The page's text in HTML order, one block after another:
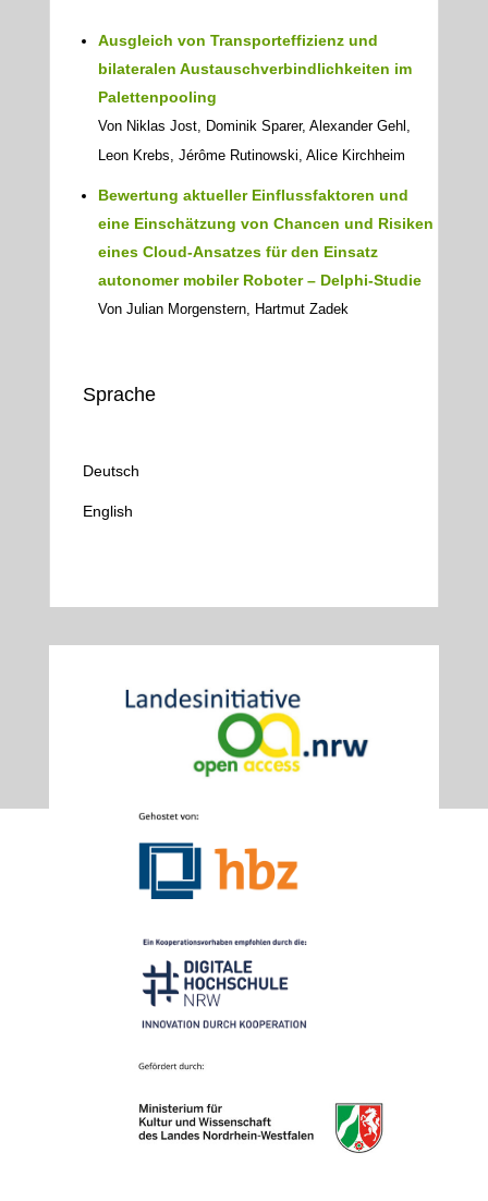
Ausgleich von Transporteffizienz und
bilateralen Austauschverbindlichkeiten im
Palettenpooling
Von Niklas Jost, Dominik Sparer, Alexander Gehl,
Leon Krebs, Jérôme Rutinowski, Alice Kirchheim
Bewertung aktueller Einflussfaktoren und
eine Einschätzung von Chancen und Risiken
eines Cloud-Ansatzes für den Einsatz
autonomer mobiler Roboter – Delphi-Studie
Von Julian Morgenstern, Hartmut Zadek
Sprache
Deutsch
English